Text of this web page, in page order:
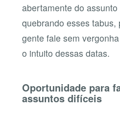
abertamente do
quebrando esses tabus,
gente fale sem
o intuito dessas datas.
Oportunidade para
assuntos difíceis